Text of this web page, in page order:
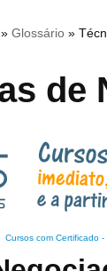
» Glossário»
de
Cursos com Certificado-